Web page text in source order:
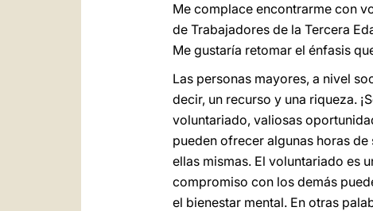
Me complace encontrarme con
de Trabajadores de la Tercera
Me gustaría retomar el énfasis
Las personas mayores, a nivel
decir, un recurso y una riqueza.
voluntariado, valiosas
pueden ofrecer algunas horas
ellas mismas. El voluntariado es
compromiso con los demás
el bienestar mental. En otras